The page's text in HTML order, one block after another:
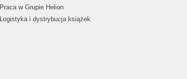
Praca w Grupie Helion
Logistyka i dystrybucja książek